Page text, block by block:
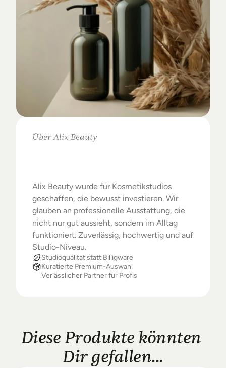
Über Alix Beauty
Alix Beauty wurde für Kosmetikstudios
geschaffen, die bewusst investieren. Wir
glauben an professionelle Ausstattung, die
nicht nur gut aussieht, sondern im Alltag
funktioniert. Zuverlässig, hochwertig und auf
Studio-Niveau.
Studioqualität statt Billigware
Kuratierte Premium-Auswahl
Verlässlicher Partner für Profis
Diese Produkte könnten
Dir gefallen...